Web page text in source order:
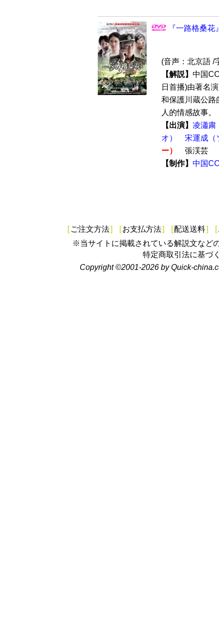
『一路格桑
(音声：北京語 /
【解説】 中国
日首播)由著名
和保護川蔵公路
人的情感故事
【出演】 凌瀟粛
オ）
宋運成（
ー）
張渓芸
【制作】 中国
[ ご注文方法] [お支払方法] [配送送料] [
※当サイトに掲載されている解説文など
特定商取引法に基づ
Copyright ©2001-2026 by Quick-